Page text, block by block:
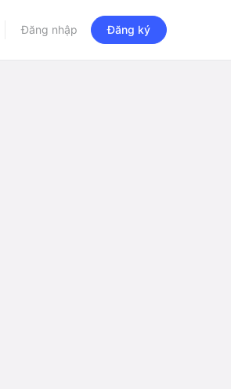
Đăng nhập Đăng ký